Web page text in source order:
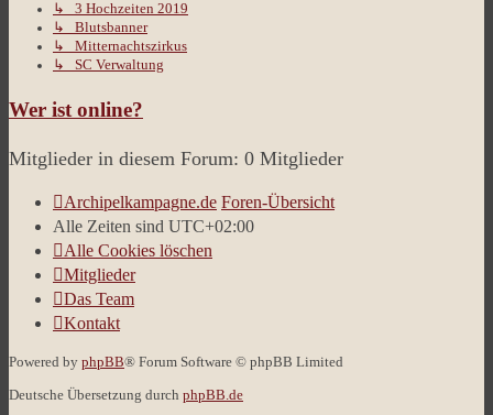
↳ 3 Hochzeiten 2019
↳ Blutsbanner
↳ Mitternachtszirkus
↳ SC Verwaltung
Wer ist online?
Mitglieder in diesem Forum: 0 Mitglieder
Archipelkampagne.de Foren-Übersicht
Alle Zeiten sind UTC+02:00
Alle Cookies löschen
Mitglieder
Das Team
Kontakt
Powered by phpBB® Forum Software © phpBB Limited
Deutsche Übersetzung durch phpBB.de